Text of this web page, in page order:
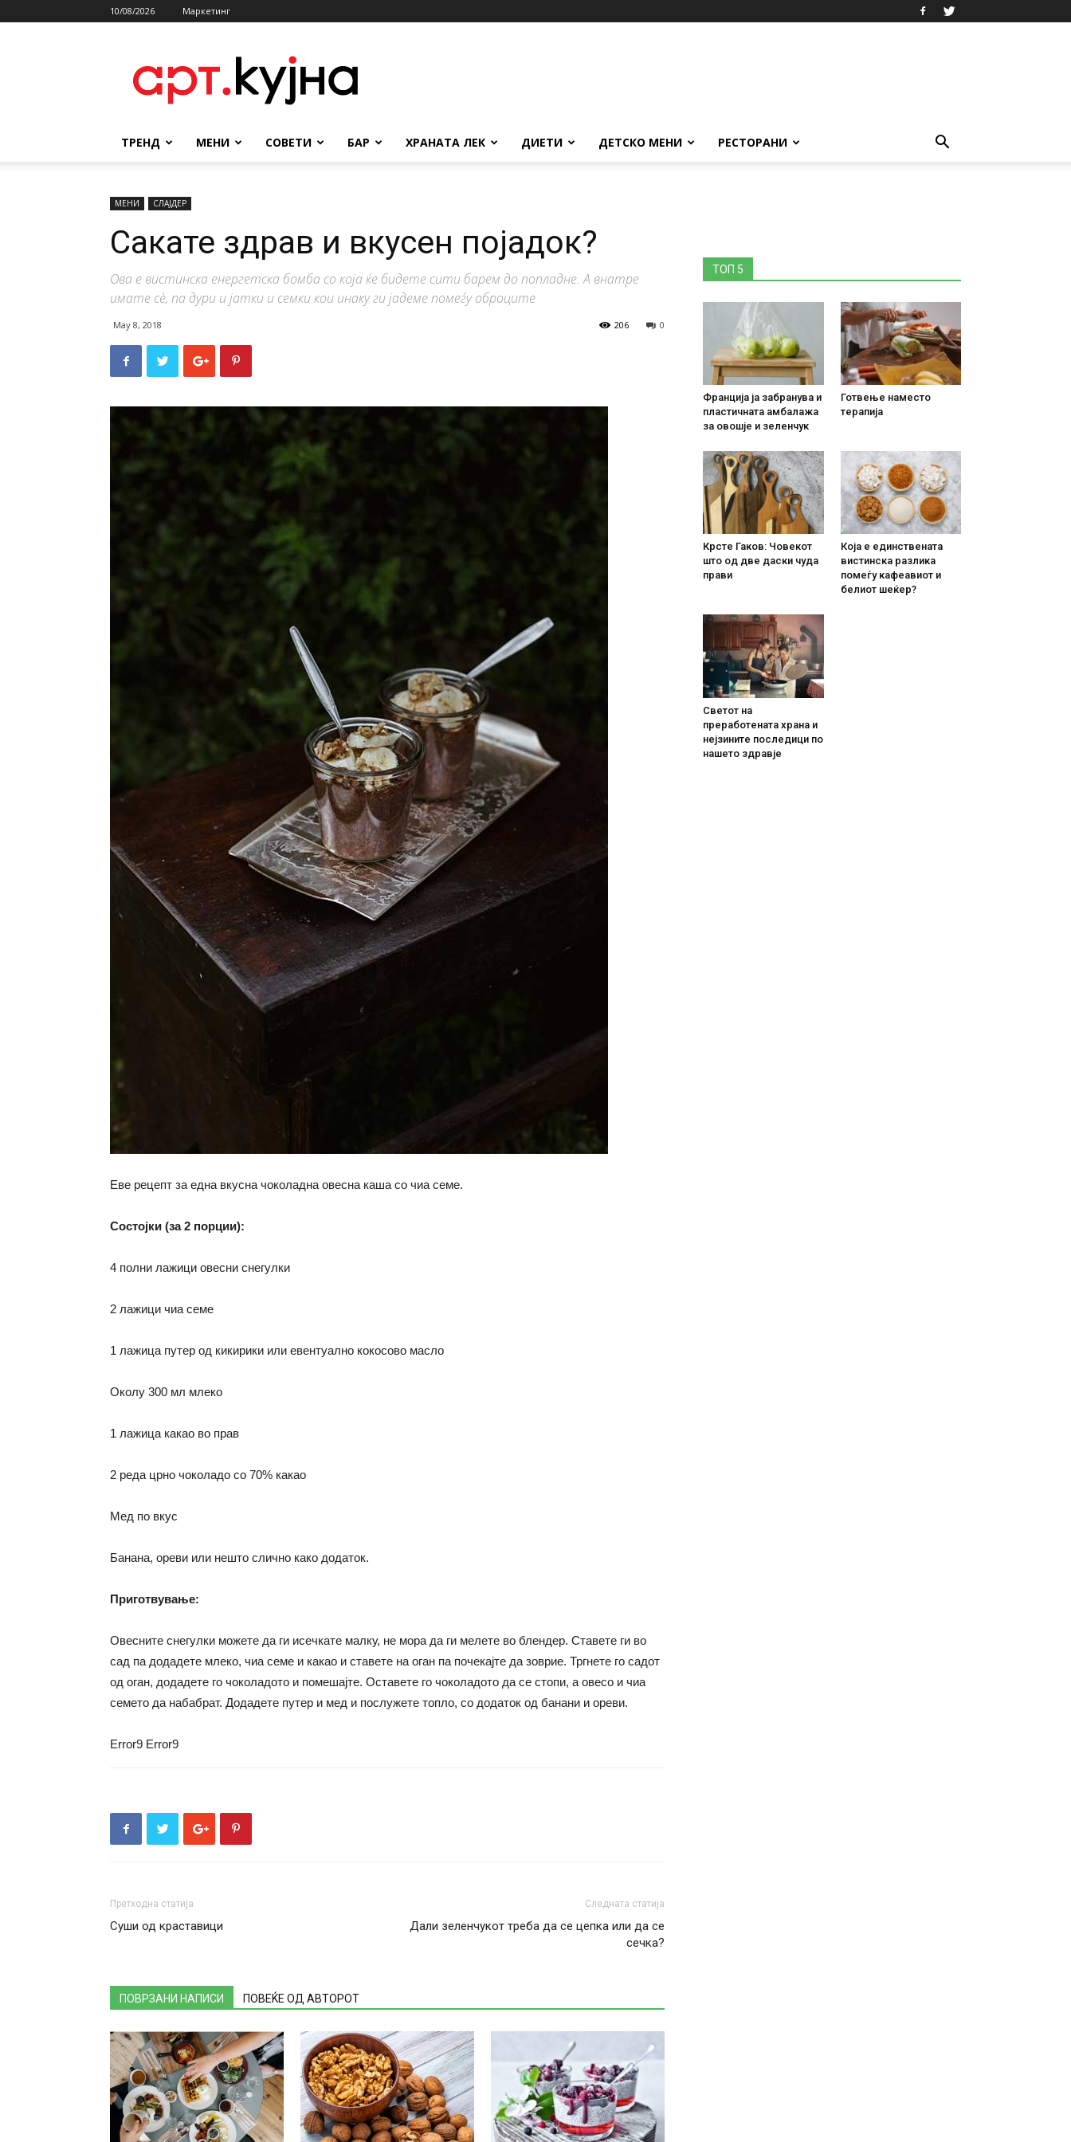
10/08/2026 Маркетинг
ТРЕНД МЕНИ СОВЕТИ БАР ХРАНАТА ЛЕК ДИЕТИ ДЕТСКО МЕНИ РЕСТОРАНИ
МЕНИ СЛАЈДЕР
Сакате здрав и вкусен појадок?
Ова е вистинска енергетска бомба со која ќе бидете сити барем до попладне. А внатре
имате сѐ, па дури и јатки и семки кои инаку ги јадеме помеѓу оброците
May 8, 2018 0
206
Еве рецепт за една вкусна чоколадна овесна каша со чиа семе.
Состојки (за 2 порции):
4 полни лажици овесни снегулки
2 лажици чиа семе
1 лажица путер од кикирики или евентуално кокосово масло
Околу 300 мл млеко
1 лажица какао во прав
2 реда црно чоколадо со 70% какао
Мед по вкус
Банана, ореви или нешто слично како додаток.
Приготвување:
Овесните снегулки можете да ги исечкате малку, не мора да ги мелете во блендер. Ставете ги во
сад па додадете млеко, чиа семе и какао и ставете на оган па почекајте да зоврие. Тргнете го садот
од оган, додадете го чоколадото и помешајте. Оставете го чоколадото да се стопи, а овесо и чиа
семето да набабрат. Додадете путер и мед и послужете топло, со додаток од банани и ореви.
Error9 Error9
Претходна статија
Суши од краставици
Следната статија
Дали зеленчукот треба да се цепка или да се
сечка?
ПОВРЗАНИ НАПИСИ ПОВЕЌЕ ОД АВТОРОТ
ТОП 5
Франција ја забранува и
пластичната амбалажа
за овошје и зеленчук
Готвење наместо
терапија
Крсте Гаков: Човекот
што од две даски чуда
прави
Која е единствената
вистинска разлика
помеѓу кафеавиот и
белиот шеќер?
Светот на
преработената храна и
нејзините последици по
нашето здравје